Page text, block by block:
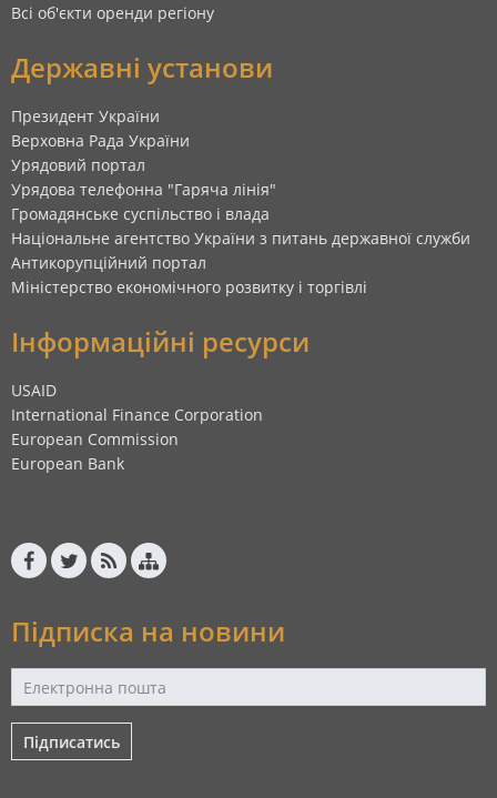
Всі об'єкти оренди регіону
Державні установи
Президент України
Верховна Рада України
Урядовий портал
Урядова телефонна "Гаряча лінія"
Громадянське суспільство і влада
Національне агентство України з питань державної служби
Антикорупційний портал
Міністерство економічного розвитку і торгівлі
Інформаційні ресурси
USAID
International Finance Corporation
European Commission
European Bank
Підписка на новини
Підписатись